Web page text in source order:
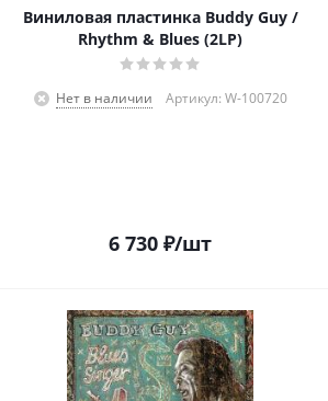
Виниловая пластинка Buddy Guy /
Rhythm & Blues (2LP)
Нет в наличии Артикул: W-100720
6 730 ₽/шт